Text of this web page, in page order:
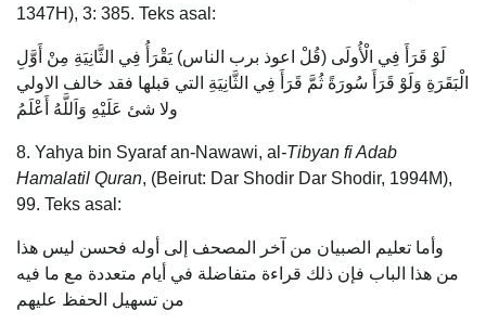
1347H), 3: 385. Teks asal:
لَوْ قَرَأَ فِي الْأُولَى (قُلْ اعوذ برب الناس) يَقْرَأُ فِي الثَّانِيَةِ مِنْ أَوَّلِ
الْبَقَرَةِ وَلَوْ قَرَأَ سُورَةً ثُمَّ قَرَأَ فِي الثَّانِيَةِ التي قبلها فقد خالف الاولي
ولا شئ عَلَيْهِ وَاَللَّهُ أَعْلَمُ
8. Yahya bin Syaraf an-Nawawi, al -Tibyan fi Adab
Hamalatil Quran, (Beirut: Dar Shodir Dar Shodir, 1994M),
99. Teks asal:
وأما تعليم الصبيان من آخر المصحف إلى أوله فحسن ليس هذا
من هذا الباب فإن ذلك قراءة متفاضلة في أيام متعددة مع ما فيه
من تسهيل الحفظ عليهم